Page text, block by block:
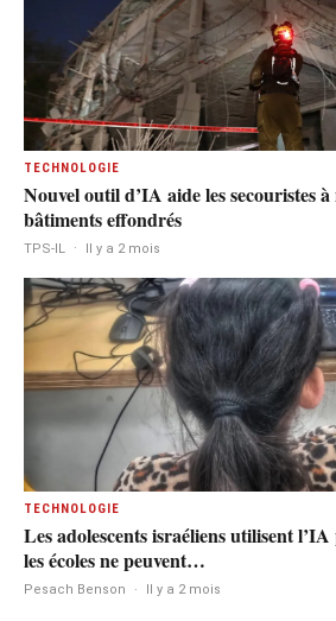
TECHNOLOGIE
Nouvel outil d’IA aide les secouristes
bâtiments effondrés
TPS-IL · Il y a 2 mois
TECHNOLOGIE
Les adolescents israéliens utilisent
les écoles ne peuvent…
Pesach Benson · Il y a 2 mois